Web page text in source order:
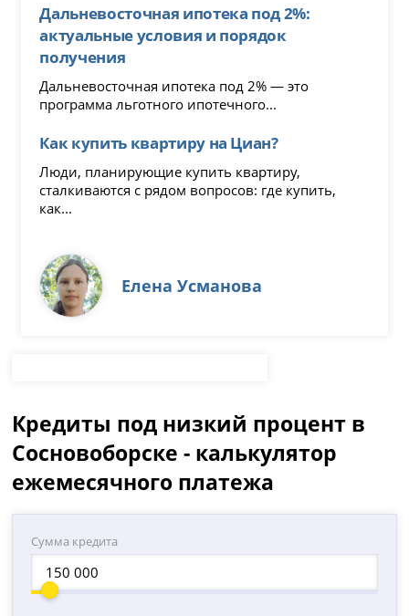
Дальневосточная ипотека под 2%:
актуальные условия и порядок
получения
Дальневосточная ипотека под 2% — это
программа льготного ипотечного...
Как купить квартиру на Циан?
Люди, планирующие купить квартиру,
сталкиваются с рядом вопросов: где купить,
как...
Елена Усманова
Кредиты под низкий процент в
Сосновоборске - калькулятор
ежемесячного платежа
Сумма кредита